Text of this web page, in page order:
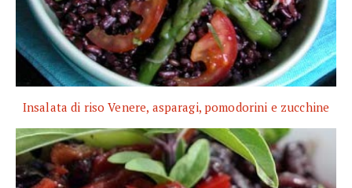
Insalata di riso Venere, asparagi, pomodorini e zucchine